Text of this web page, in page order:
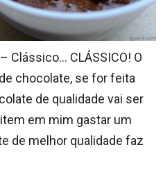
– Clássico… CLÁSSICO! O
chocolate, se for feita
de qualidade vai ser
em mim gastar um
de melhor qualidade faz